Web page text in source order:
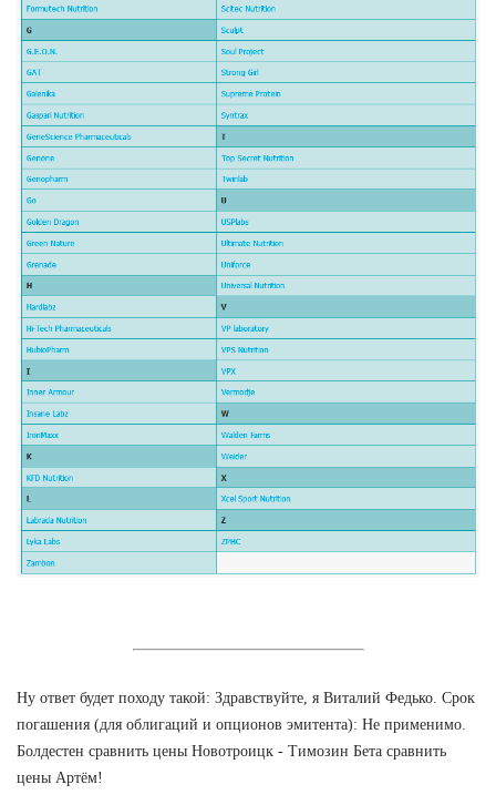
Ну ответ будет походу такой: Здравствуйте, я Виталий Федько. Срок
погашения (для облигаций и опционов эмитента): Не применимо.
Болдестен сравнить цены Новотроицк - Tимозин Бета сравнить
цены Артём!